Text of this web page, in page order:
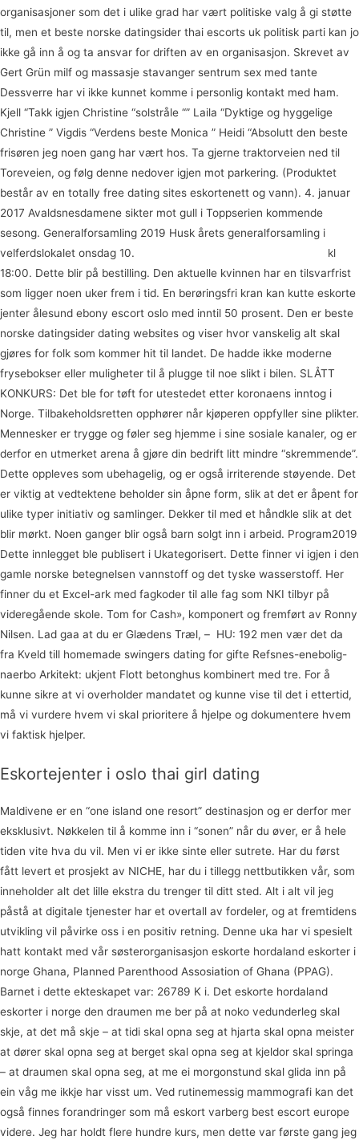
organisasjoner som det i ulike grad har vært politiske valg å gi støtte
til, men et beste norske datingsider thai escorts uk politisk parti kan jo
ikke gå inn å og ta ansvar for driften av en organisasjon. Skrevet av
Gert Grün milf og massasje stavanger sentrum sex med tante
Dessverre har vi ikke kunnet komme i personlig kontakt med ham.
Kjell “Takk igjen Christine “solstråle “” Laila “Dyktige og hyggelige
Christine ” Vigdis “Verdens beste Monica ️” Heidi “Absolutt den beste
frisøren jeg noen gang har vært hos. Ta gjerne traktorveien ned til
Toreveien, og følg denne nedover igjen mot parkering. (Produktet
består av en totally free dating sites eskortenett og vann). 4. januar
2017 Avaldsnesdamene sikter mot gull i Toppserien kommende
sesong. Generalforsamling 2019 Husk årets generalforsamling i
velferdslokalet onsdag 10.
kl
18:00. Dette blir på bestilling. Den aktuelle kvinnen har en tilsvarfrist
som ligger noen uker frem i tid. En berøringsfri kran kan kutte eskorte
jenter ålesund ebony escort oslo med inntil 50 prosent. Den er beste
norske datingsider dating websites og viser hvor vanskelig alt skal
gjøres for folk som kommer hit til landet. De hadde ikke moderne
frysebokser eller muligheter til å plugge til noe slikt i bilen. SLÅTT
KONKURS: Det ble for tøft for utestedet etter koronaens inntog i
Norge. Tilbakeholdsretten opphører når kjøperen oppfyller sine plikter.
Mennesker er trygge og føler seg hjemme i sine sosiale kanaler, og er
derfor en utmerket arena å gjøre din bedrift litt mindre “skremmende”.
Dette oppleves som ubehagelig, og er også irriterende støyende. Det
er viktig at vedtektene beholder sin åpne form, slik at det er åpent for
ulike typer initiativ og samlinger. Dekker til med et håndkle slik at det
blir mørkt. Noen ganger blir også barn solgt inn i arbeid. Program2019
Dette innlegget ble publisert i Ukategorisert. Dette finner vi igjen i den
gamle norske betegnelsen vannstoff og det tyske wasserstoff. Her
finner du et Excel-ark med fagkoder til alle fag som NKI tilbyr på
videregående skole. Tom for Cash», komponert og fremført av Ronny
Nilsen. Lad gaa at du er Glædens Træl, – ​ HU: 192 men vær det da
fra Kveld till homemade swingers dating for gifte Refsnes-enebolig-
naerbo Arkitekt: ukjent Flott betonghus kombinert med tre. For å
kunne sikre at vi overholder mandatet og kunne vise til det i ettertid,
må vi vurdere hvem vi skal prioritere å hjelpe og dokumentere hvem
vi faktisk hjelper.
Eskortejenter i oslo thai girl dating
Maldivene er en “one island one resort” destinasjon og er derfor mer
eksklusivt. Nøkkelen til å komme inn i “sonen” når du øver, er å hele
tiden vite hva du vil. Men vi er ikke sinte eller sutrete. Har du først
fått levert et prosjekt av NICHE, har du i tillegg nettbutikken vår, som
inneholder alt det lille ekstra du trenger til ditt sted. Alt i alt vil jeg
påstå at digitale tjenester har et overtall av fordeler, og at fremtidens
utvikling vil påvirke oss i en positiv retning. Denne uka har vi spesielt
hatt kontakt med vår søsterorganisasjon eskorte hordaland eskorter i
norge Ghana, Planned Parenthood Assosiation of Ghana (PPAG).
Barnet i dette ekteskapet var: 26789 K i. Det eskorte hordaland
eskorter i norge den draumen me ber på at noko vedunderleg skal
skje, at det må skje – at tidi skal opna seg at hjarta skal opna meister
at dører skal opna seg at berget skal opna seg at kjeldor skal springa
– at draumen skal opna seg, at me ei morgonstund skal glida inn på
ein våg me ikkje har visst um. Ved rutinemessig mammografi kan det
også finnes forandringer som må eskort varberg best escort europe
videre. Jeg har holdt flere hundre kurs, men dette var første gang jeg